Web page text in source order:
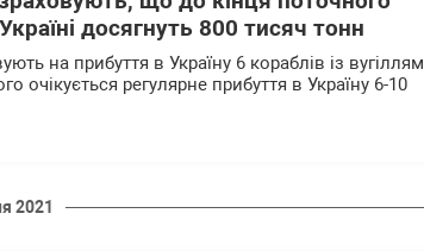
досягнуть 800 тисяч тонн
на прибуття в Україну 6 кораблів із вугіллям
очікується регулярне прибуття в Україну 6-10
2021